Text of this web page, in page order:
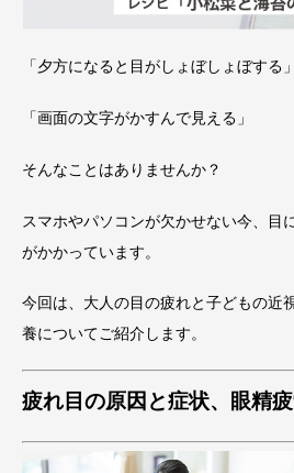
「夕方になると目がしょぼしょぼする」
「画面の文字がかすんで見える」
そんなことはありませんか？
スマホやパソコンが欠かせない今、目
がかかっています。
今回は、大人の目の疲れと子どもの近
養についてご紹介します。
疲れ目の原因と症状、眼精